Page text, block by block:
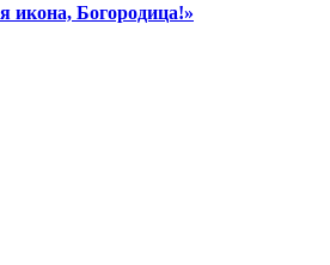
икона, Богородица!»